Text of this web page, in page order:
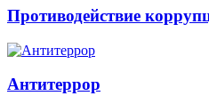
Противодействие
Антитеррор